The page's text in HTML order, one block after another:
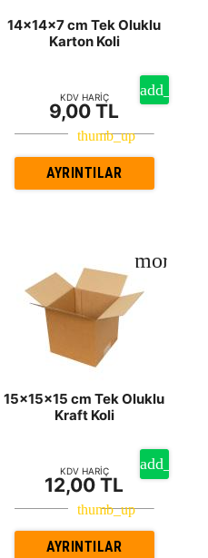
14x14x7 cm Tek Oluklu
Karton Koli
KDV HARİÇ
9,00 TL
AYRINTILAR
15x15x15 cm Tek Oluklu
Kraft Koli
KDV HARİÇ
12,00 TL
AYRINTILAR